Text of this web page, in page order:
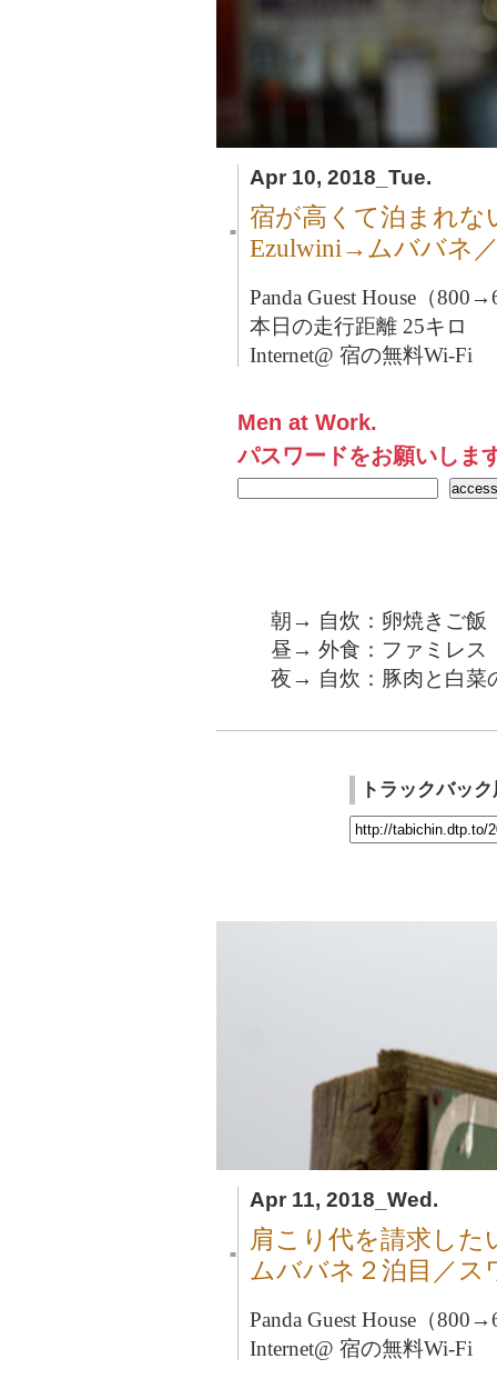
Apr 10, 2018_Tue.
■
宿が高くて泊まれな
Ezulwini→ムババネ
Panda Guest House（
本日の走行距離 25キロ
Internet@ 宿の無料Wi-Fi
Men at Work.
パスワードをお願いしま
朝→ 自炊：卵焼きご飯
昼→ 外食：ファミレス
夜→ 自炊：豚肉と白菜
トラックバッ
Apr 11, 2018_Wed.
■
肩こり代を請求した
ムババネ２泊目／ス
Panda Guest House（
Internet@ 宿の無料Wi-Fi